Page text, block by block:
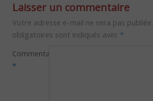
Laisser un commentaire
Votre adresse e-mail ne sera pas publiée.
obligatoires sont indiqués avec *
Commentaire
*